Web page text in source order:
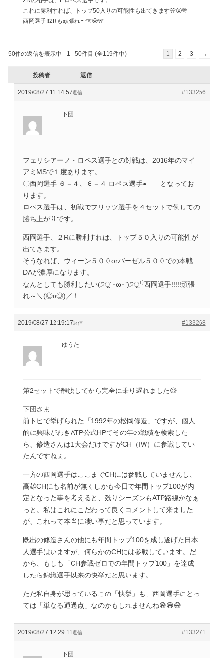
これに勝利すれば、トップ50入りの可能性も出てきます🎌😤🎌
西岡選手‼️2Rも頑張れ〜🎌😤🎌
50件の返信を表示中 - 1 - 50件目 (全119件中) 1 2 3 →
投稿者 返信
2019/08/27 11:14:57 #133256
返信
下団
フェリシアーノ・ロペス選手との対戦は、2016年のマイ
アミMSで１度あります。
〇西岡選手 ６－４、６－４ ロペス選手● となってお
ります。
ロペス選手は、初戦でフリッツ選手を４セットで倒しての
勝ち上がりです。
西岡選手、２Rに勝利すれば、トップ５０入りの可能性が
出てきます。
そうなれば、ウィーン５００orバーゼル５００での本戦
DAが濃厚になります。
なんとしても勝利したい(੭ु´･ω･`)੭ु⁾⁾西岡選手!!!!!頑張
れ～＼(◎o◎)／！
2019/08/27 12:19:17 #133268
返信
ゆうた
第2セットで離脱してから完全に乗り遅れました😅
下団さま
前トピで挙げられた「1992年の松岡修造」ですが、個人
的に興味がわきATP公式HPでその年の戦績を検索した
ら、修造さんは1大会だけですがCH（IW）に参戦してい
たんですねぇ。
一方の西岡選手はここまでCHには参戦していませんし、
高雄CHにも名前が無くしかも今日で年間トップ100が内
定となった事を考えると、残りシーズンもATP路線かなぁ
っと。私はこれにこだわって良くコメントして来ました
が、これって本当に凄い事だと思っています。
既出の修造さんの他にも年間トップ100を成し遂げた日本
人選手はいますが、何らかのCHには参戦しています。だ
から、もしも「CH参戦ゼロでの年間トップ100」を達成
したら錦織選手以来の快挙だと思います。
ただ私自身が思っているこの「快挙」も、西岡選手にとっ
ては「単なる通過点」なのかもしれませんね😅😅😅
2019/08/27 12:29:11 #133271
返信
下団